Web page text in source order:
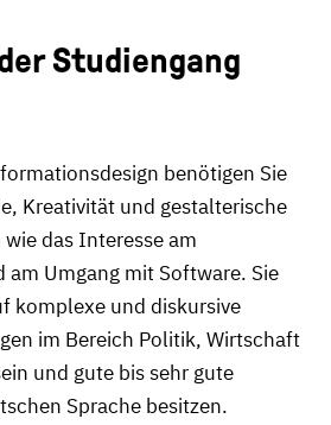
Studiengang
benötigen Sie
Kreativität und gestalterische
das Interesse am
am Umgang mit Software. Sie
komplexe und diskursive
im Bereich Politik, Wirtschaft
und gute bis sehr gute
Sprache besitzen.